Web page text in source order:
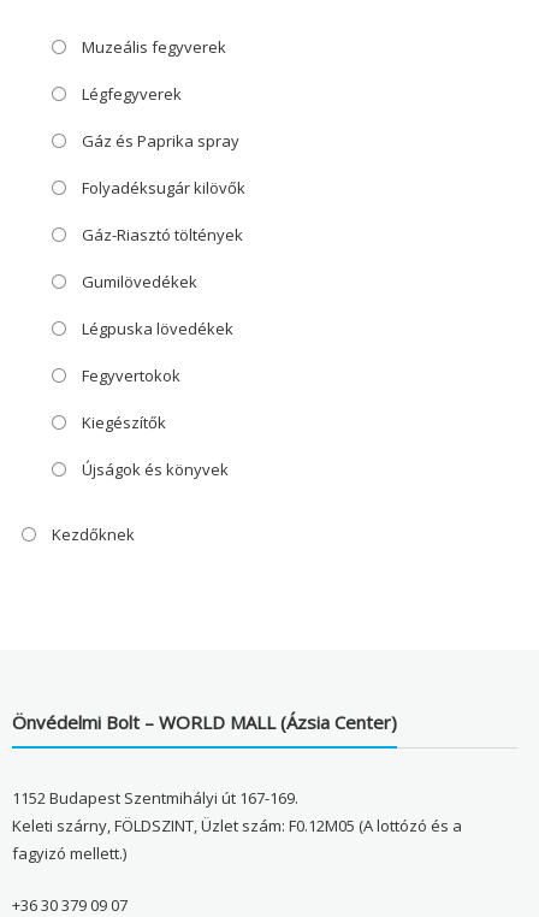
Muzeális fegyverek
Légfegyverek
Gáz és Paprika spray
Folyadéksugár kilövők
Gáz-Riasztó töltények
Gumilövedékek
Légpuska lövedékek
Fegyvertokok
Kiegészítők
Újságok és könyvek
Kezdőknek
Önvédelmi Bolt – WORLD MALL (Ázsia Center)
1152 Budapest Szentmihályi út 167-169.
Keleti szárny, FÖLDSZINT, Üzlet szám: F0.12M05 (A lottózó és a
fagyizó mellett.)
+36 30 379 09 07